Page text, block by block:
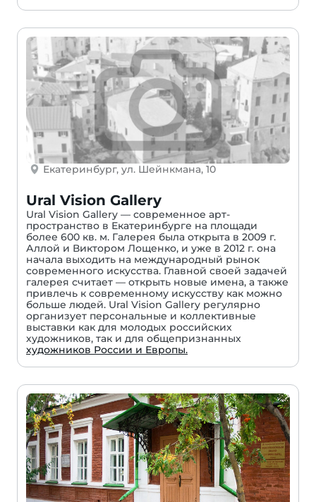
Екатеринбург, ул. Шейнкмана, 10
Ural Vision Gallery
Ural Vision Gallery — современное арт-
пространство в Екатеринбурге на площади
более 600 кв. м. Галерея была открыта в 2009 г.
Аллой и Виктором Лощенко, и уже в 2012 г. она
начала выходить на международный рынок
современного искусства. Главной своей задачей
галерея считает — открыть новые имена, а также
привлечь к современному искусству как можно
больше людей. Ural Vision Gallery регулярно
организует персональные и коллективные
выставки как для молодых российских
художников, так и для общепризнанных
художников России и Европы.